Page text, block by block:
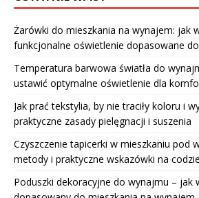
Żarówki do mieszkania na wynajem: jak
funkcjonalne oświetlenie dopasowane
Temperatura barwowa światła do
ustawić optymalne oświetlenie dla
Jak prać tekstylia, by nie traciły koloru i
praktyczne zasady pielęgnacji i suszenia
Czyszczenie tapicerki w mieszkaniu pod
metody i praktyczne wskazówki na
Poduszki dekoracyjne do wynajmu – jak